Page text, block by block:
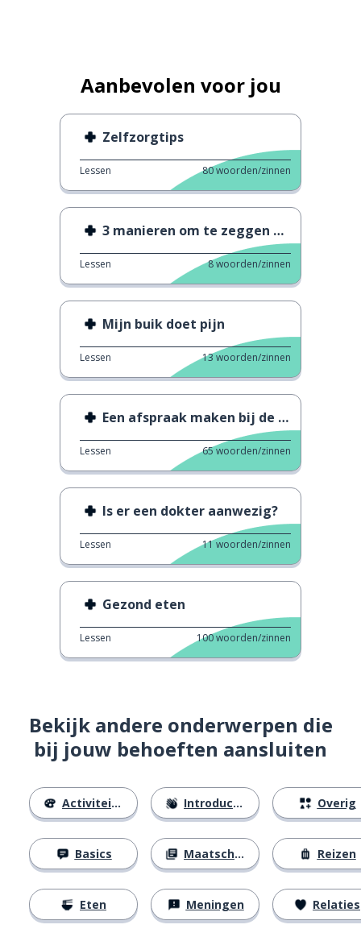
Aanbevolen voor jou
Zelfzorgtips
Lessen 80woorden/zinnen
3 manieren om te zeggen dat je je niet goed voelt
Lessen 8woorden/zinnen
Mijn buik doet pijn
Lessen 13woorden/zinnen
Een afspraak maken bij de dokter
Lessen 65woorden/zinnen
Is er een dokter aanwezig?
Lessen 11woorden/zinnen
Gezond eten
Lessen 100woorden/zinnen
Bekijk andere onderwerpen die
bij jouw behoeften aansluiten
Activiteiten
Basics
Eten
Introducties
Maatschappij
Meningen
Overig
Reizen
Relaties